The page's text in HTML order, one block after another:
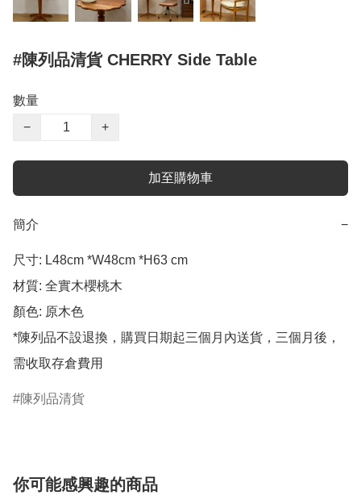
#陳列品清貨 CHERRY Side Table
數量
−
+
加至購物車
簡介 −
尺寸: L48cm *W48cm *H63 cm
材質: 全實木櫻桃木
顏色: 原木色
*陳列品不設退換，購買日期起三個月內送貨，三個月後，
需收取存倉費用
陳列品清貨
你可能感興趣的商品